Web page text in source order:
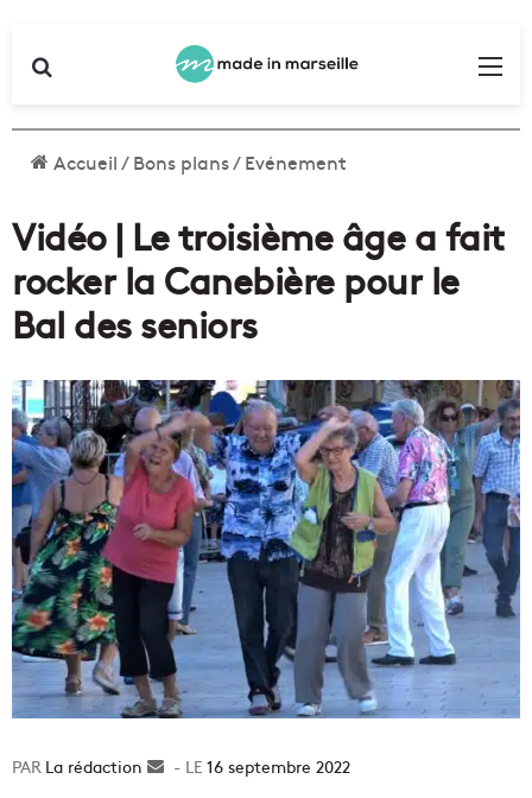
Accueil/Bons plans/Evénement
Vidéo | Le troisième âge a fait
rocker la Canebière pour le
Bal des seniors
La rédaction
Envoyer16 septembre 2022